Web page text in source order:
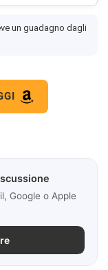
un guadagno dagli
Google o Apple